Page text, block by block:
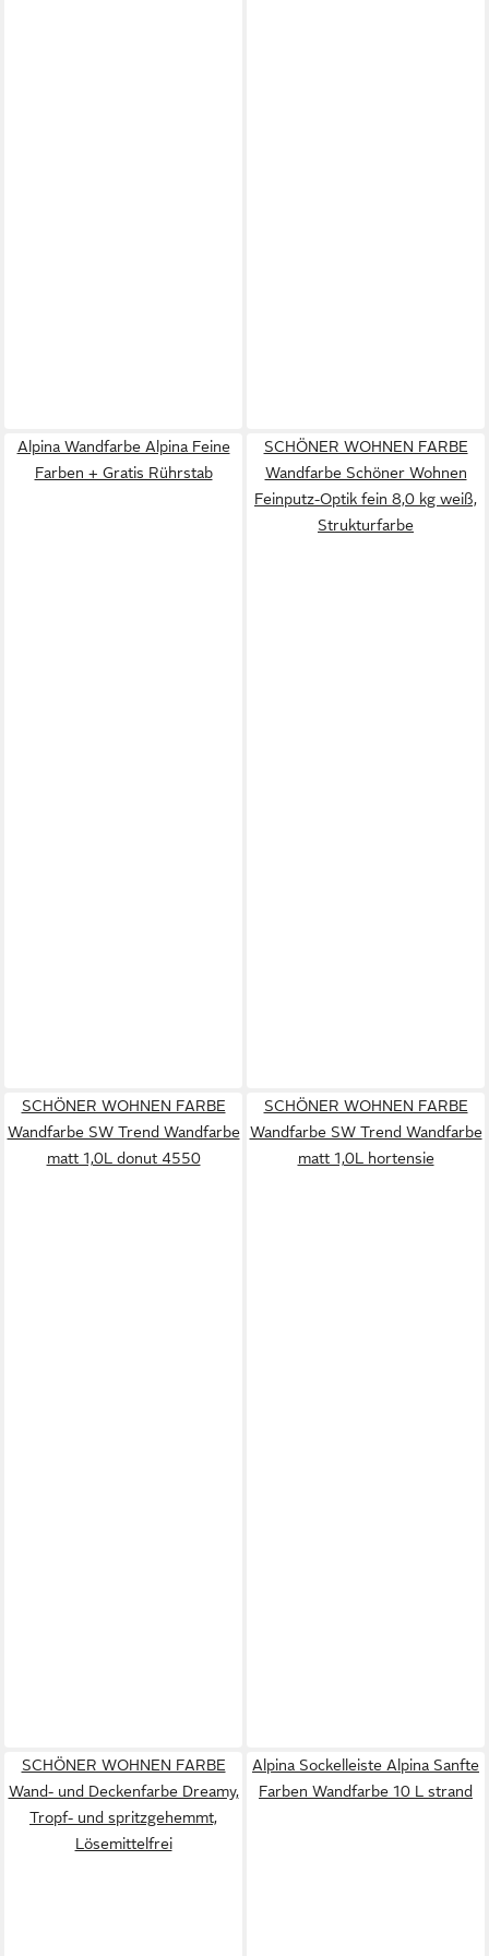
Alpina Wandfarbe Alpina Feine
Farben + Gratis Rührstab
SCHÖNER WOHNEN FARBE
Wandfarbe Schöner Wohnen
Feinputz-Optik fein 8,0 kg weiß,
Strukturfarbe
SCHÖNER WOHNEN FARBE
Wandfarbe SW Trend Wandfarbe
matt 1,0L donut 4550
SCHÖNER WOHNEN FARBE
Wandfarbe SW Trend Wandfarbe
matt 1,0L hortensie
SCHÖNER WOHNEN FARBE
Wand- und Deckenfarbe Dreamy,
Tropf- und spritzgehemmt,
Lösemittelfrei
Alpina Sockelleiste Alpina Sanfte
Farben Wandfarbe 10 L strand